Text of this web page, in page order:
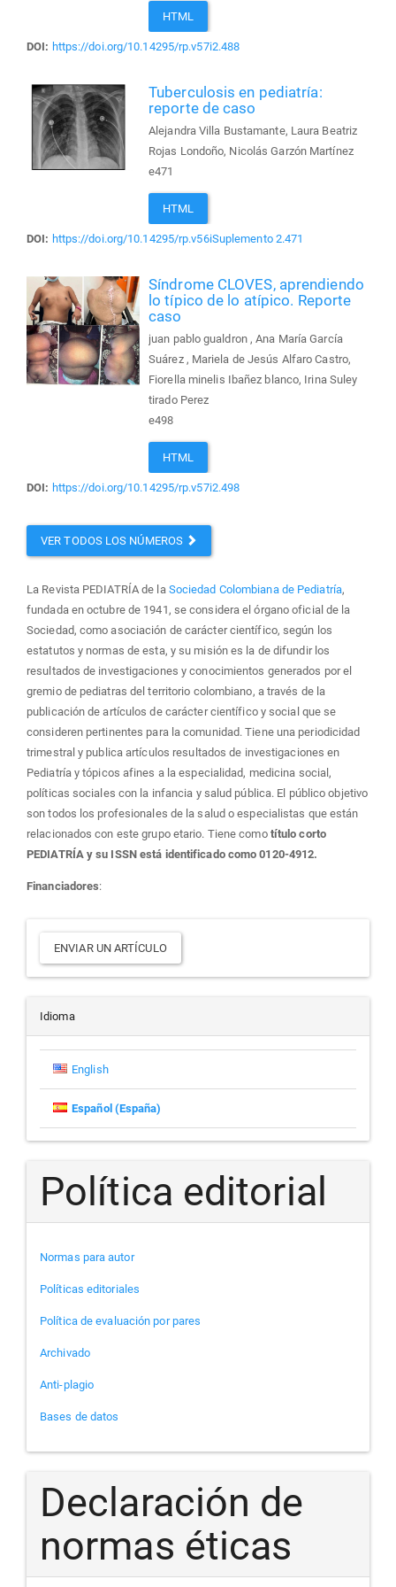
HTML
DOI: https://doi.org/10.14295/rp.v57i2.488
Tuberculosis en pediatría:
reporte de caso
Alejandra Villa Bustamante, Laura Beatriz
Rojas Londoño, Nicolás Garzón Martínez
e471
HTML
DOI: https://doi.org/10.14295/rp.v56iSuplemento 2.471
Síndrome CLOVES, aprendiendo
lo típico de lo atípico. Reporte
caso
juan pablo gualdron , Ana María García
Suárez , Mariela de Jesús Alfaro Castro,
Fiorella minelis Ibañez blanco, Irina Suley
tirado Perez
e498
HTML
DOI: https://doi.org/10.14295/rp.v57i2.498
VER TODOS LOS NÚMEROS
La Revista PEDIATRÍA de laSociedad Colombiana de Pediatría,
fundada en octubre de 1941, se considera el órgano oficial de la
Sociedad, como asociación de carácter científico, según los
estatutos y normas de esta, y su misión es la de difundir los
resultados de investigaciones y conocimientos generados por el
gremio de pediatras del territorio colombiano, a través de la
publicación de artículos de carácter científico y social que se
consideren pertinentes para la comunidad. Tiene una periodicidad
trimestral y publica artículos resultados de investigaciones en
Pediatría y tópicos afines a la especialidad, medicina social,
políticas sociales con la infancia y salud pública. El público objetivo
son todos los profesionales de la salud o especialistas que están
relacionados con este grupo etario. Tiene como título corto
PEDIATRÍA y su ISSN está identificado como 0120-4912.
Financiadores:
Enviar
un
artículo
ENVIAR UN ARTÍCULO
Idioma
English
Español (España)
Política editorial
Normas para autor
Políticas editoriales
Política de evaluación por pares
Archivado
Anti-plagio
Bases de datos
Declaración de
normas éticas